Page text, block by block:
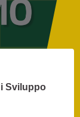
Sviluppo